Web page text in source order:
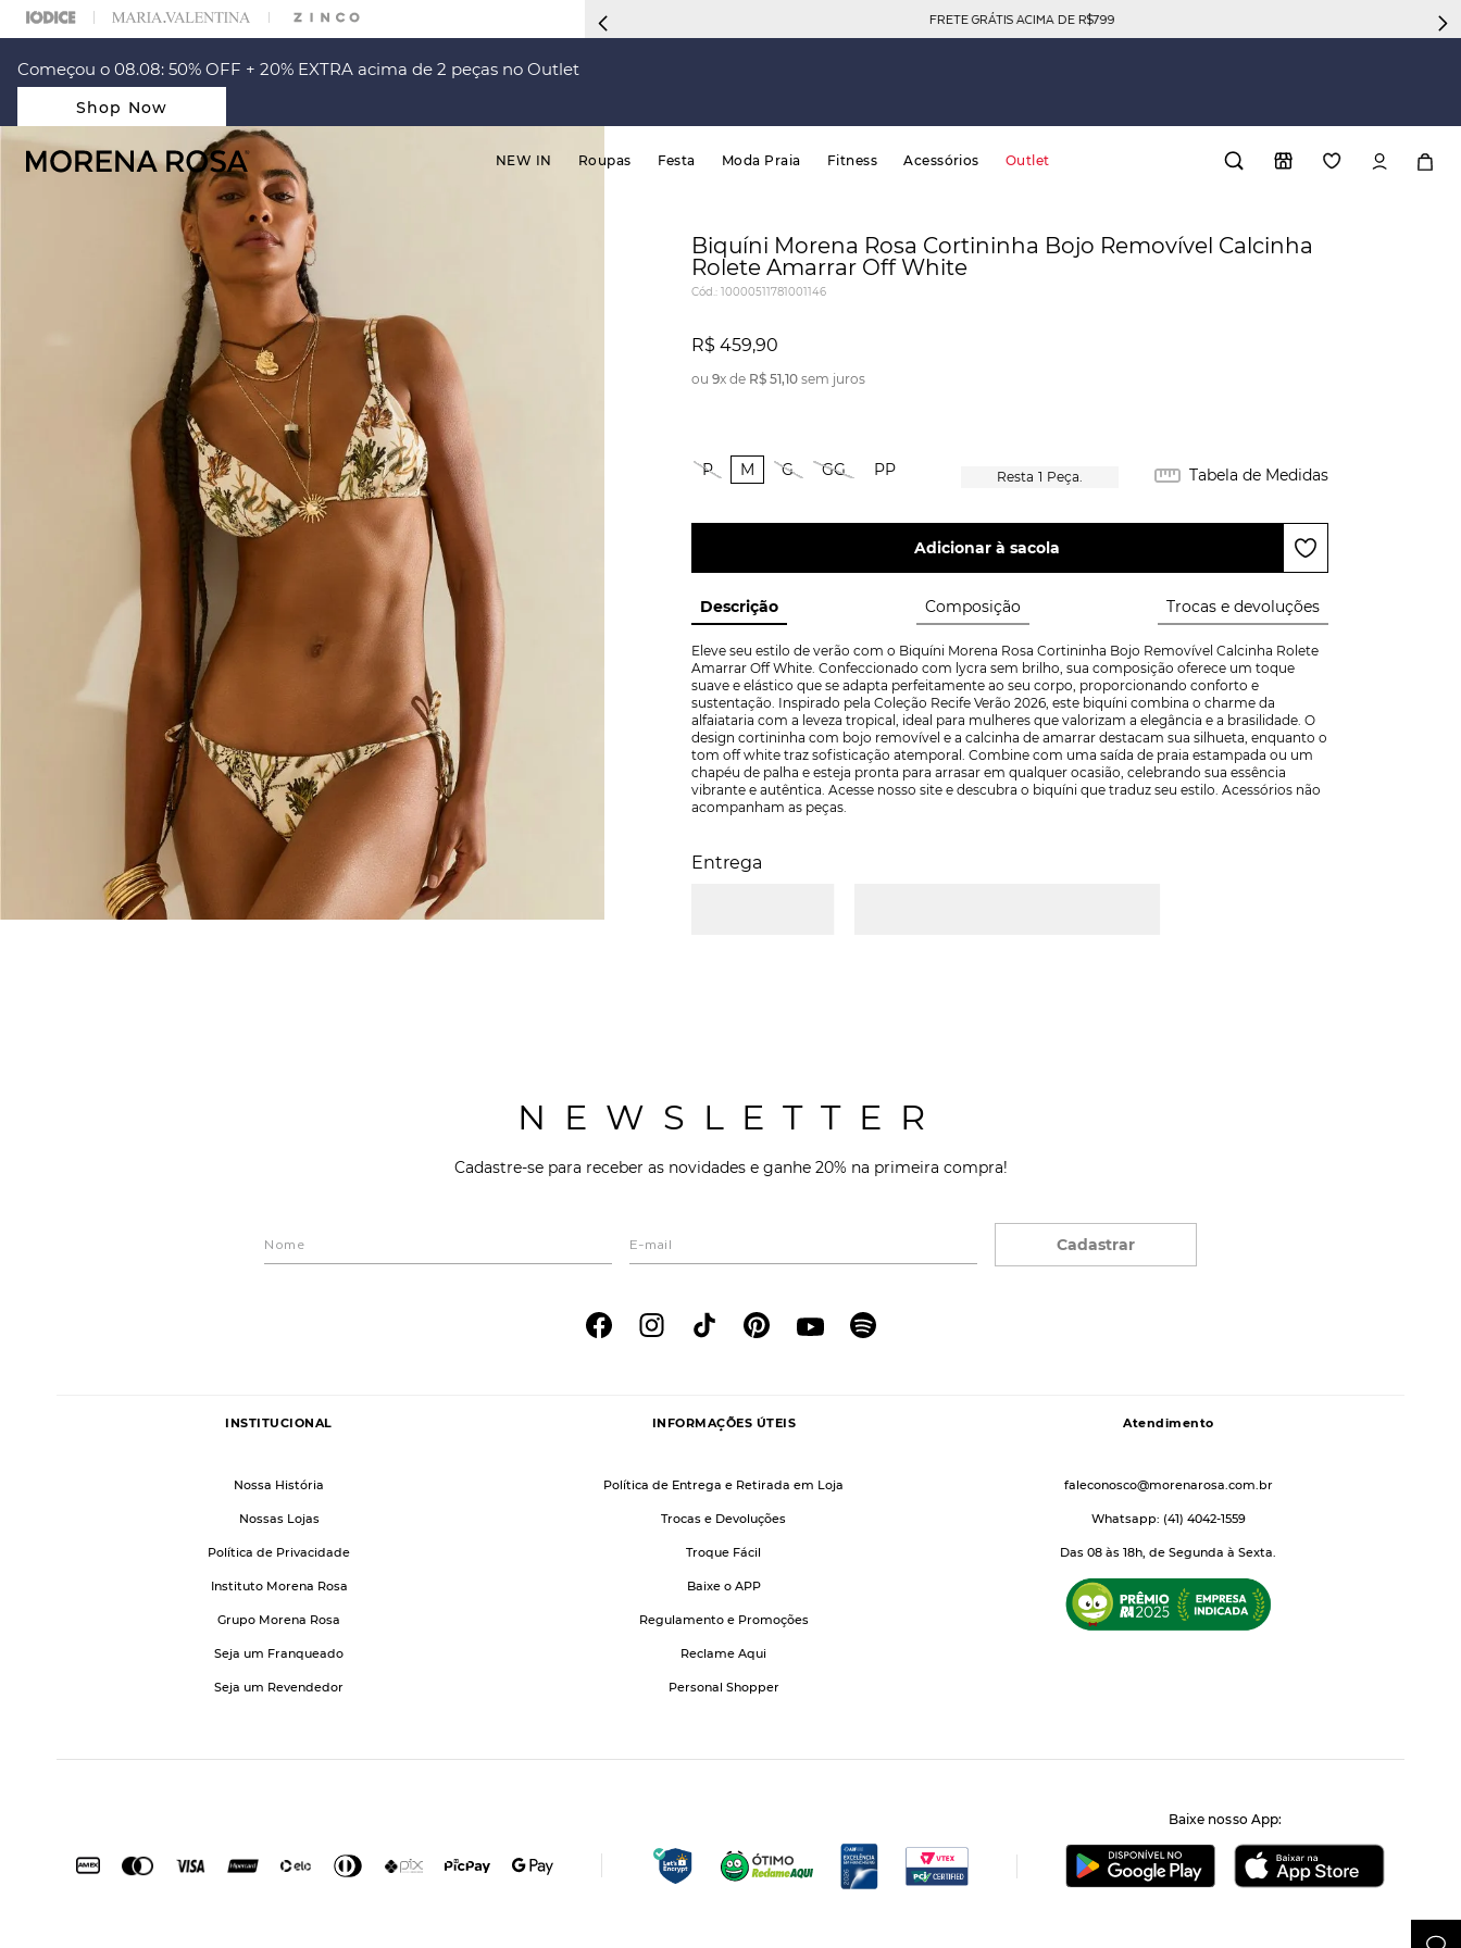
ESCOLHER SEU LOOK?FALE COM NOSSA PERSONAL SHOPPER. FRETE GRÁTIS ACIMA DE R$799
Começou o 08.08: 50% OFF + 20% EXTRA acima de 2 peças no Outlet
Shop Now
NEW IN Roupas Festa Moda Praia Fitness Acessórios Outlet
Biquíni Morena Rosa Cortininha Bojo Removível Calcinha
Rolete Amarrar Off White
Cód.: 10000511781001146
R$ 459,90
ou 9x de R$ 51,10 sem juros
P M G GG PP 1 Peça. Tabela de Medidas
Adicionar à sacola
Descrição Composição Trocas e devoluções
Eleve seu estilo de verão com o Biquíni Morena Rosa Cortininha Bojo Removível Calcinha Rolete
Amarrar Off White. Confeccionado com lycra sem brilho, sua composição oferece um toque
suave e elástico que se adapta perfeitamente ao seu corpo, proporcionando conforto e
sustentação. Inspirado pela Coleção Recife Verão 2026, este biquíni combina o charme da
alfaiataria com a leveza tropical, ideal para mulheres que valorizam a elegância e a brasilidade. O
design cortininha com bojo removível e a calcinha de amarrar destacam sua silhueta, enquanto o
tom off white traz sofisticação atemporal. Combine com uma saída de praia estampada ou um
chapéu de palha e esteja pronta para arrasar em qualquer ocasião, celebrando sua essência
vibrante e autêntica. Acesse nosso site e descubra o biquíni que traduz seu estilo. Acessórios não
acompanham as peças.
Entrega
NEWSLETTER
Cadastre-se para receber as novidades e ganhe 20% na primeira compra!
Cadastrar
INSTITUCIONAL
Nossa História
Nossas Lojas
Política de Privacidade
Instituto Morena Rosa
Grupo Morena Rosa
Seja um Franqueado
Seja um Revendedor
INFORMAÇÕES ÚTEIS
Política de Entrega e Retirada em Loja
Trocas e Devoluções
Troque Fácil
Baixe o APP
Regulamento e Promoções
Reclame Aqui
Personal Shopper
Atendimento
faleconosco@morenarosa.com.br
Whatsapp: (41) 4042-1559
Das 08 às 18h, de Segunda à Sexta.
Baixe nosso App: